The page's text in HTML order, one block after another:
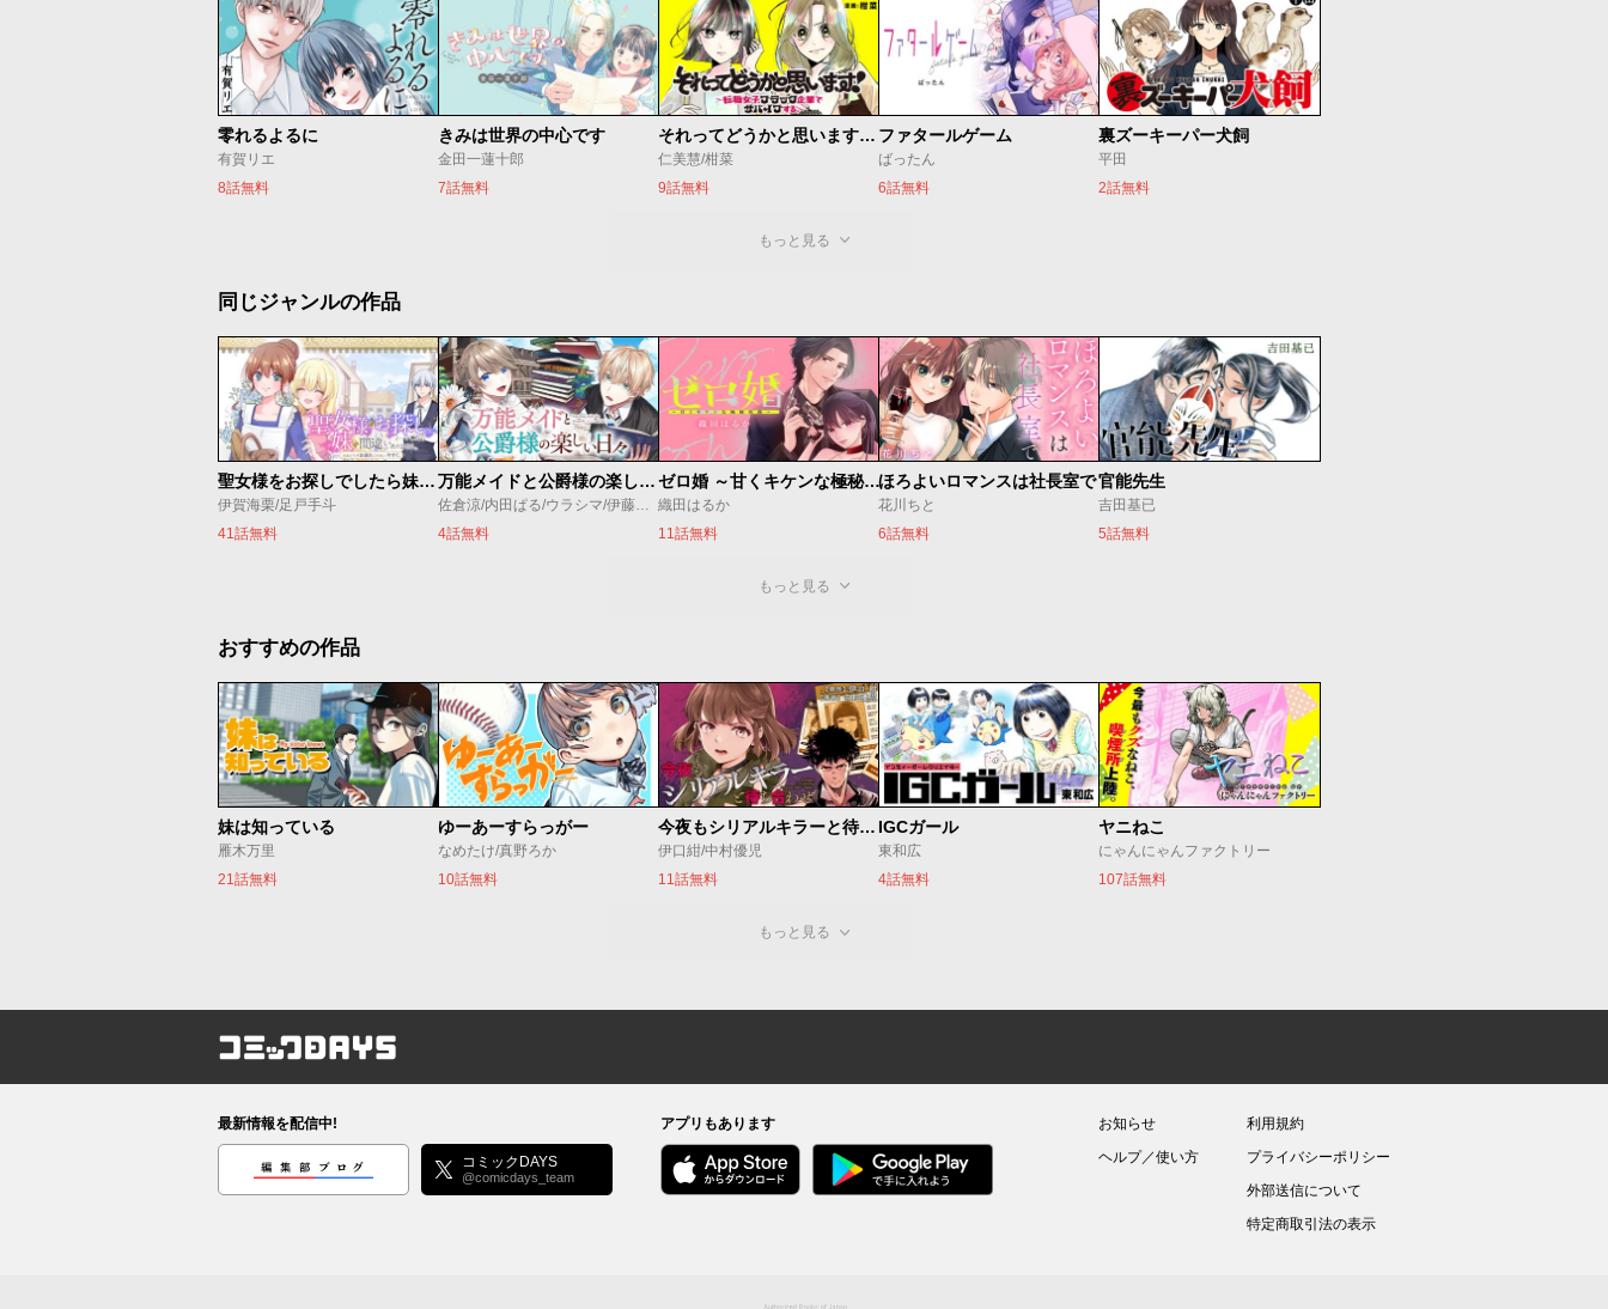
零れるよるに
有賀リエ
8話無料
きみは世界の中心です
金田一蓮十郎
7話無料
それってどうかと思います！～転職女子、ブラック企業でサバイブする。～
仁美慧/柑菜
9話無料
ファタールゲーム
ばったん
6話無料
裏ズーキーパー犬飼
平田
2話無料
もっと見る
同じジャンルの作品
聖女様をお探しでしたら妹で間違いありません。さあどうぞお連れください、今すぐ。
伊賀海栗/足戸手斗
41話無料
万能メイドと公爵様の楽しい日々
佐倉涼/内田ぱる/ウラシマ/伊藤テリヤキ
4話無料
ゼロ婚 ～甘くキケンな極秘任務～
織田はるか
11話無料
ほろよいロマンスは社長室で
花川ちと
6話無料
官能先生
吉田基已
5話無料
もっと見る
おすすめの作品
妹は知っている
雁木万里
21話無料
ゆーあーすらっがー
なめたけ/真野ろか
10話無料
今夜もシリアルキラーと待ち合わせ
伊口紺/中村優児
11話無料
IGCガール
東和広
4話無料
ヤニねこ
にゃんにゃんファクトリー
107話無料
もっと見る
コミックDAYS
最新情報を配信中!
編集部ブログ コミックDAYS
@comicdays_team
アプリもあります
お知らせ
ヘルプ／使い方
利用規約
プライバシーポリシー
外部送信について
特定商取引法の表示